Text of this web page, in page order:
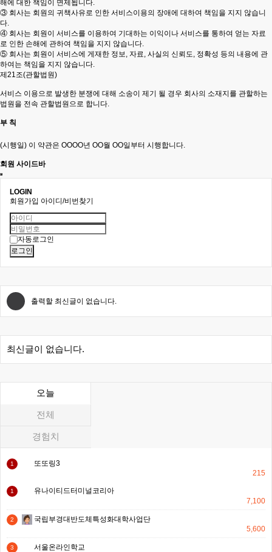
해에 대한 책임이 면제됩니다.
③ 회사는 회원의 귀책사유로 인한 서비스이용의 장애에 대하여 책임을 지지 않습니
다.
④ 회사는 회원이 서비스를 이용하여 기대하는 이익이나 서비스를 통하여 얻는 자료
로 인한 손해에 관하여 책임을 지지 않습니다.
⑤ 회사는 회원이 서비스에 게재한 정보, 자료, 사실의 신뢰도, 정확성 등의 내용에 관
하여는 책임을 지지 않습니다.
제21조(관할법원)
서비스 이용으로 발생한 분쟁에 대해 소송이 제기 될 경우 회사의 소재지를 관할하는
법원을 전속 관할법원으로 합니다.
부 칙
(시행일) 이 약관은 OOOO년 OO월 OO일부터 시행합니다.
회원 사이드바
LOGIN
회원가입 아이디/비번찾기
자동로그인
로그인
출력할 최신글이 없습니다.
최신글이 없습니다.
오늘
전체
경험치
1
또또링3
215
1
유나이티드터미널코리아
7,100
2
국립부경대반도체특성화대학사업단
5,600
3
서울온라인학교